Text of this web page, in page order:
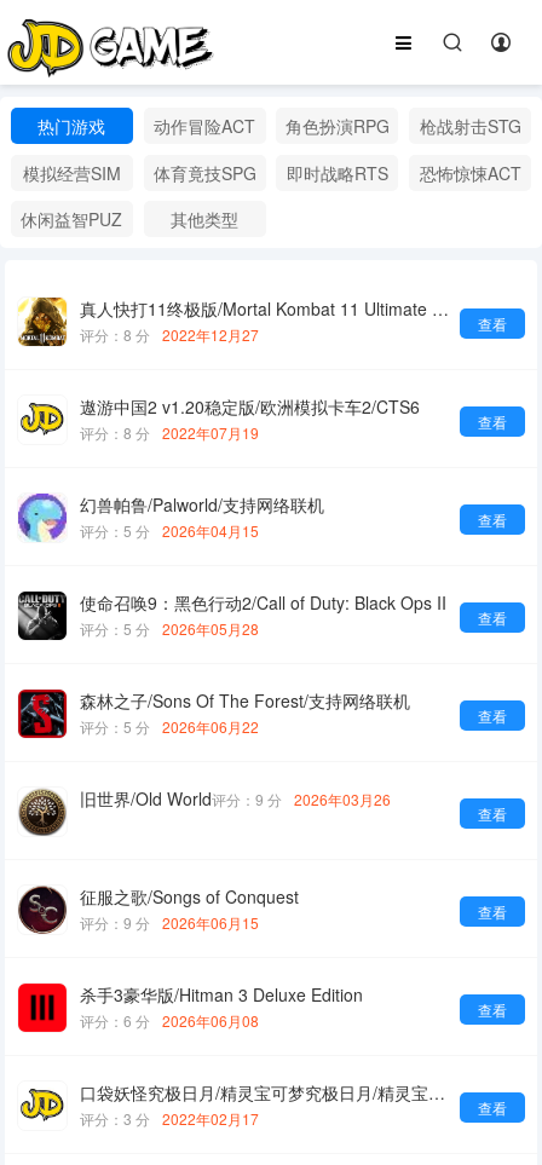
热门游戏 动作冒险ACT 角色扮演RPG
枪战射击STG
模拟经营SIM
体育竟技SPG 即时战略RTS
恐怖惊悚ACT
休闲益智PUZ
其他类型
真人快打11终极版/Mortal Kombat 11 Ultimate Edition
查看
评分：8 分 2022年12月27
遨游中国2 v1.20稳定版/欧洲模拟卡车2/CTS6
查看
评分：8 分 2022年07月19
幻兽帕鲁/Palworld/支持网络联机
查看
评分：5 分 2026年04月15
使命召唤9：黑色行动2/Call of Duty: Black Ops II
查看
评分：5 分 2026年05月28
森林之子/Sons Of The Forest/支持网络联机
查看
评分：5 分 2026年06月22
旧世界/Old World
查看
评分：9 分 2026年03月26
征服之歌/Songs of Conquest
查看
评分：9 分 2026年06月15
杀手3豪华版/Hitman 3 Deluxe Edition
查看
评分：6 分 2026年06月08
口袋妖怪究极日月/精灵宝可梦究极日月/精灵宝可梦究极之日/精灵宝可梦究极之月
查看
评分：3 分 2022年02月17